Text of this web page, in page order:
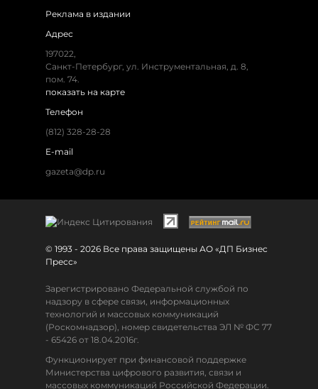
Реклама в издании
Адрес
197022,
Санкт-Петербург, ул. Инструментальная, д. 8,
пом. 74.
показать на карте
Телефон
(812) 328-28-28
E-mail
gazeta@dp.ru
© 1993 - 2026 Все права защищены АО «ДП Бизнес
Пресс»
Зарегистрировано Федеральной службой по
надзору в сфере связи, информационных
технологий и массовых коммуникаций
(Роскомнадзор), номер свидетельства ЭЛ № ФС 77
- 65426 от 18.04.2016г.
Функционирует при финансовой поддержке
Министерства цифрового развития, связи и
массовых коммуникаций Российской Федерации.